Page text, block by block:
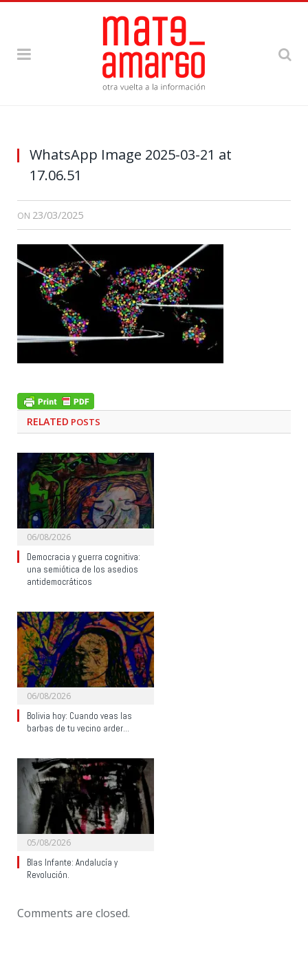
WhatsApp Image 2025-03-21 at
17.06.51
ON 23/03/2025
RELATED POSTS
06/08/2026
Democracia y guerra cognitiva:
una semiótica de los asedios
antidemocráticos
06/08/2026
Bolivia hoy: Cuando veas las
barbas de tu vecino arder…
05/08/2026
Blas Infante: Andalucía y
Revolución.
Comments are closed.